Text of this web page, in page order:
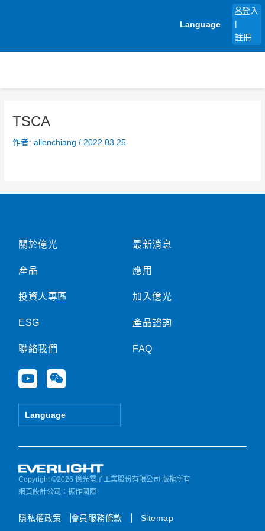
Language
登入
註冊
TSCA
作者:allenchiang/ 2022.03.25
關於億光
產品
投資人專區
ESG
聯絡我們
Y
o
u
e
W
e
i
Language
最新消息
應用
加入億光
產品諮詢
FAQ
Copyright ©2026 億光電子工業股份有限公司 版權所有
網頁設計公司 ：振作國際
隱私權政策 會員服務條款 Sitemap